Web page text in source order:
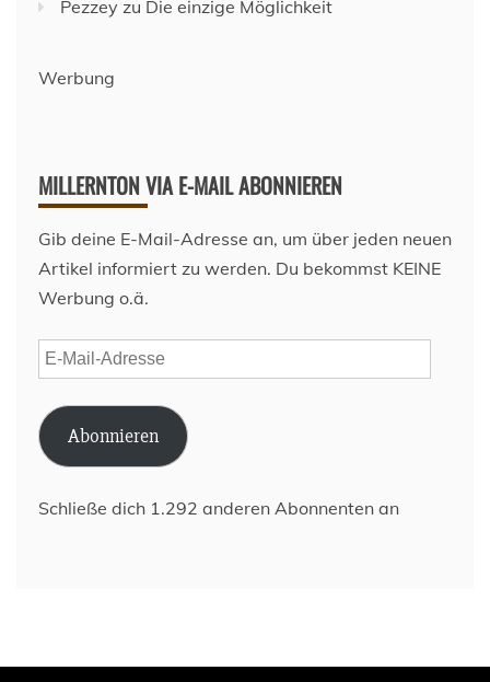
Pezzey zu Die einzige Möglichkeit
Werbung
MILLERNTON VIA E-MAIL ABONNIEREN
Gib deine E-Mail-Adresse an, um über jeden neuen
Artikel informiert zu werden. Du bekommst KEINE
Werbung o.ä.
E-
Mail-
Adresse
Abonnieren
Schließe dich 1.292 anderen Abonnenten an